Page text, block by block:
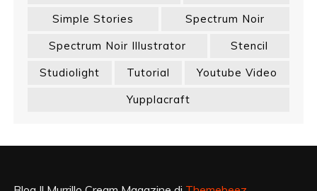
Simple Stories
Spectrum Noir
Spectrum Noir Illustrator
Stencil
Studiolight
Tutorial
Youtube Video
Yupplacraft